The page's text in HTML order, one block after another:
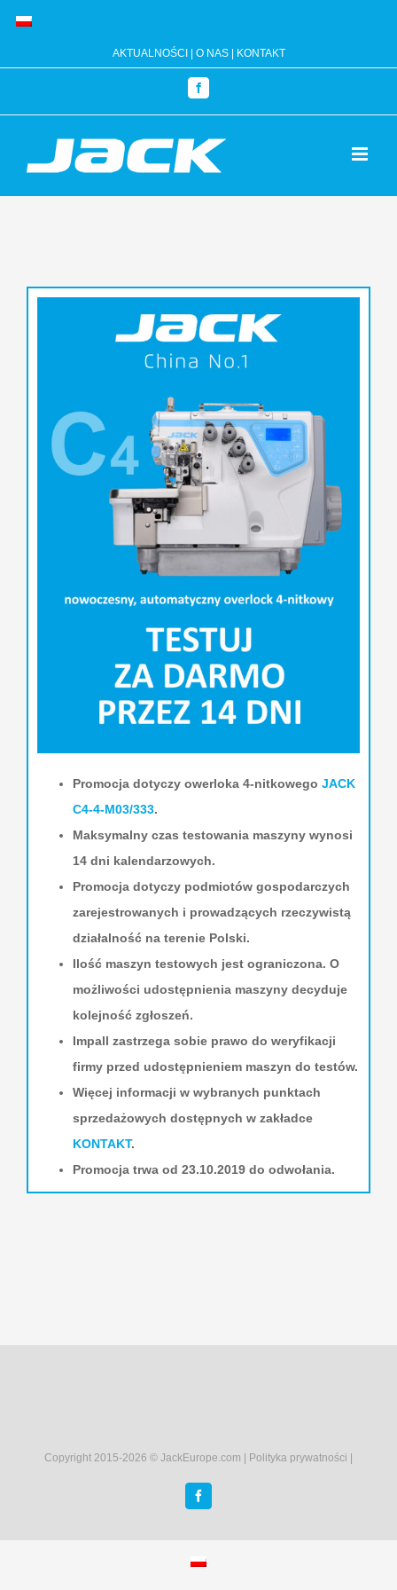
AKTUALNOŚCI O NAS| KONTAKT
Facebook
Promocja dotyczy owerloka 4-nitkowego JACK
C4-4-M03/333.
Maksymalny czas testowania maszyny wynosi
14 dni kalendarzowych.
Promocja dotyczy podmiotów gospodarczych
zarejestrowanych i prowadzących rzeczywistą
działalność na terenie Polski.
Ilość maszyn testowych jest ograniczona. O
możliwości udostępnienia maszyny decyduje
kolejność zgłoszeń.
Impall zastrzega sobie prawo do weryfikacji
firmy przed udostępnieniem maszyn do testów.
Więcej informacji w wybranych punktach
sprzedażowych dostępnych w zakładce
KONTAKT.
Promocja trwa od 23.10.2019 do odwołania.
Copyright 2015-2026 © JackEurope.com | Polityka prywatności
Facebook